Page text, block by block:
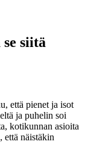
siitä
että pienet ja isot
ja puhelin soi
kotikunnan asioita
että näistäkin